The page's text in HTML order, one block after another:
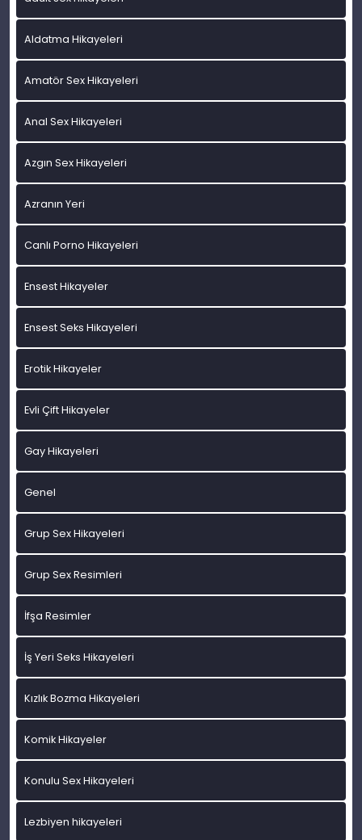
Aldatma Hikayeleri
Amatör Sex Hikayeleri
Anal Sex Hikayeleri
Azgın Sex Hikayeleri
Azranın Yeri
Canlı Porno Hikayeleri
Ensest Hikayeler
Ensest Seks Hikayeleri
Erotik Hikayeler
Evli Çift Hikayeler
Gay Hikayeleri
Genel
Grup Sex Hikayeleri
Grup Sex Resimleri
İfşa Resimler
İş Yeri Seks Hikayeleri
Kızlık Bozma Hikayeleri
Komik Hikayeler
Konulu Sex Hikayeleri
Lezbiyen hikayeleri